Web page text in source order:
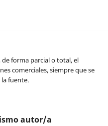
forma parcial o total, el
comerciales, siempre que se
fuente.
autor/a